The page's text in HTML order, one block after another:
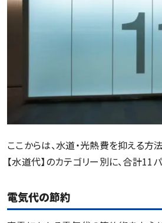
ここからは、水道・光熱費を抑える方法
【水道代】のカテゴリー別に、合計11
電気代の節約